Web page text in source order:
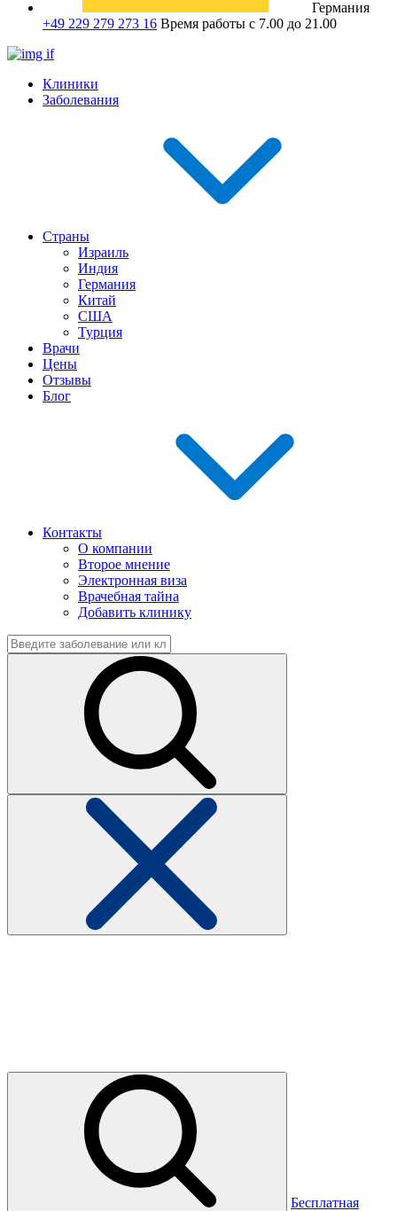
Германия
+49 229 279 273 16 Время работы с 7.00 до 21.00
Клиники
Заболевания
Страны
Израиль
Индия
Германия
Китай
США
Турция
Врачи
Цены
Отзывы
Блог
Контакты
О компании
Второе мнение
Электронная виза
Врачебная тайна
Добавить клинику
Бесплатная